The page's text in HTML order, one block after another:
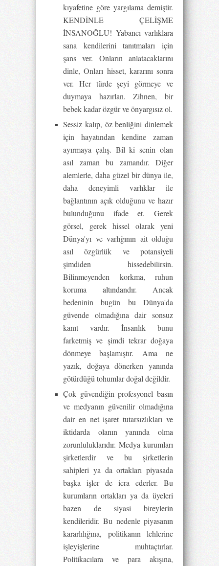
kıyafetine göre yargılama demiştir.
KENDİNLE ÇELİŞME
İNSANOĞLU! Yabancı varlıklara
sana kendilerini tanıtmaları için
şans ver. Onların anlatacaklarını
dinle, Onları hisset, kararını sonra
ver. Her türde şeyi görmeye ve
duymaya hazırlan. Zihnen, bir
bebek kadar özgür ve önyargısız ol.
Sessiz kalıp, öz benliğini dinlemek
için hayatından kendine zaman
ayırmaya çalış. Bil ki senin olan
asıl zaman bu zamandır. Diğer
alemlerle, daha güzel bir dünya ile,
daha deneyimli varlıklar ile
bağlantının açık olduğunu ve hazır
bulunduğunu ifade et. Gerek
görsel, gerek hissel olarak yeni
Dünya'yı ve varlığının ait olduğu
asıl özgürlük ve potansiyeli
şimdiden hissedebilirsin.
Bilinmeyenden korkma, ruhun
koruma altındandır. Ancak
bedeninin bugün bu Dünya'da
güvende olmadığına dair sonsuz
kanıt vardır. İnsanlık bunu
farketmiş ve şimdi tekrar doğaya
dönmeye başlamıştır. Ama ne
yazık, doğaya dönerken yanında
götürdüğü tohumlar doğal değildir.
Çok güvendiğin profesyonel basın
ve medyanın güvenilir olmadığına
dair en net işaret tutarsızlıkları ve
iktidarda olanın yanında olma
zorunluluklarıdır. Medya kurumları
şirketlerdir ve bu şirketlerin
sahipleri ya da ortakları piyasada
başka işler de icra ederler. Bu
kurumların ortakları ya da üyeleri
bazen de siyasi bireylerin
kendileridir. Bu nedenle piyasanın
kararlılığına, politikanın lehlerine
işleyişlerine muhtaçtırlar.
Politikacılara ve para akışına,